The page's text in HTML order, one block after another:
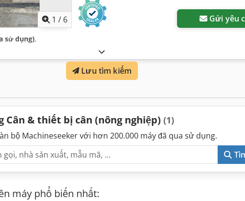
1 / 6 Gửi yêu
sử dụng),
Lưu tìm kiếm
Cân & thiết bị cân (nông nghiệp) (1)
bộ Machineseeker với hơn 200.000 máy đã qua sử dụng.
máy phổ biến nhất: